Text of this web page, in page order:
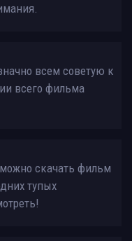
всем советую к
всего фильма
скачать фильм
тупых